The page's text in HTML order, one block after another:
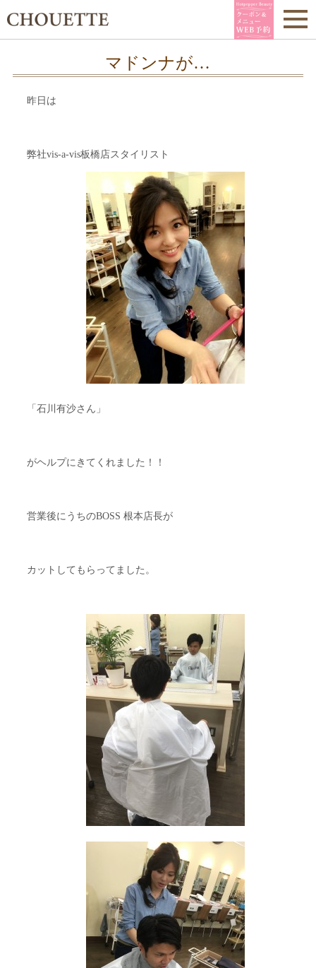
マドンナが…
昨日は
弊社vis-a-vis板橋店スタイリスト
「石川有沙さん」
がヘルプにきてくれました！！
営業後にうちのBOSS 根本店長が
カットしてもらってました。